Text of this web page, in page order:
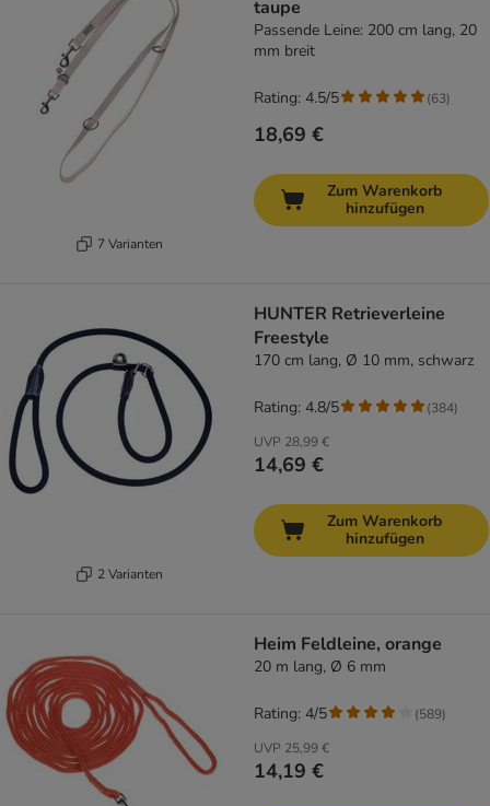
7 Varianten
taupe
Passende Leine: 200 cm lang, 20
mm breit
18,69 €
Rating: 4.5/5 (63)
Zum Warenkorb
hinzufügen
2 Varianten
HUNTER Retrieverleine
Freestyle
170 cm lang, Ø 10 mm, schwarz
UVP 28,99 €
14,69 €
Rating: 4.8/5 (384)
Zum Warenkorb
hinzufügen
Heim Feldleine, orange
20 m lang, Ø 6 mm
UVP 25,99 €
14,19 €
Rating: 4/5 (589)